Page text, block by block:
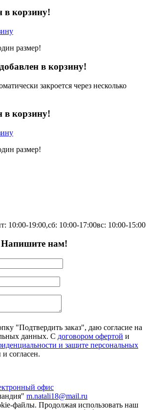
в корзину!
размер!
в корзину!
закроется через несколько
в корзину!
размер!
10:00-19:00,сб: 10:00-17:00вс: 10:00-15:00
Напишите нам!
"Подтвердить заказ", даю согласие на
данных. С договором офертой и
и защите персональных
согласен.
офис
m.natali18@mail.ru
файлы. Продолжая использовать наш